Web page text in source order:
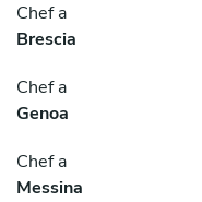
Chef a
Brescia
Chef a
Genoa
Chef a
Messina